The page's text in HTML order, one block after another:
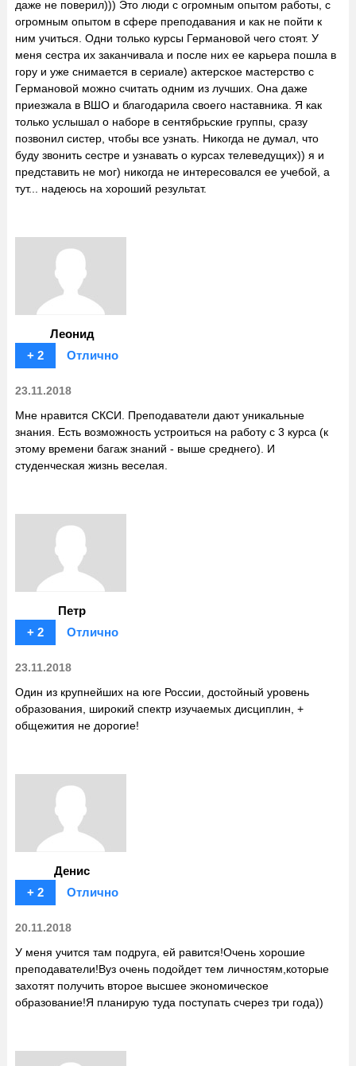
даже не поверил))) Это люди с огромным опытом работы, с
огромным опытом в сфере преподавания и как не пойти к
ним учиться. Одни только курсы Германовой чего стоят. У
меня сестра их заканчивала и после них ее карьера пошла в
гору и уже снимается в сериале) актерское мастерство с
Германовой можно считать одним из лучших. Она даже
приезжала в ВШО и благодарила своего наставника. Я как
только услышал о наборе в сентябрьские группы, сразу
позвонил систер, чтобы все узнать. Никогда не думал, что
буду звонить сестре и узнавать о курсах телеведущих)) я и
представить не мог) никогда не интересовался ее учебой, а
тут... надеюсь на хороший результат.
Леонид
+ 2
Отлично
23.11.2018
Мне нравится СКСИ. Преподаватели дают уникальные
знания. Есть возможность устроиться на работу с 3 курса (к
этому времени багаж знаний - выше среднего). И
студенческая жизнь веселая.
Петр
+ 2
Отлично
23.11.2018
Один из крупнейших на юге России, достойный уровень
образования, широкий спектр изучаемых дисциплин, +
общежития не дорогие!
Денис
+ 2
Отлично
20.11.2018
У меня учится там подруга, ей равится!Очень хорошие
преподаватели!Вуз очень подойдет тем личностям,которые
захотят получить второе высшее экономическое
образование!Я планирую туда поступать счерез три года))